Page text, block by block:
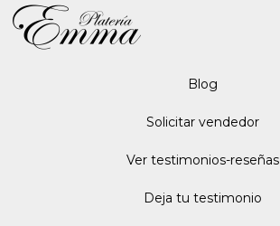
Blog
Solicitar vendedor
Ver testimonios-reseñas
Deja tu testimonio